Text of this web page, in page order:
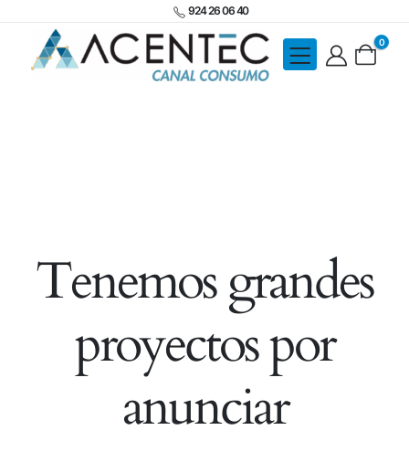
924 26 06 40
0
Tenemos grandes
proyectos por
anunciar